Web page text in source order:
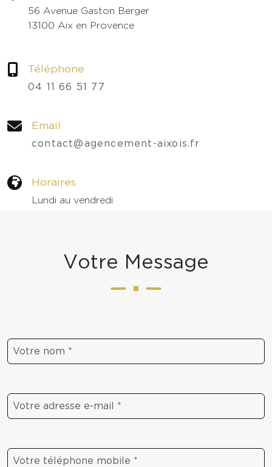
56 Avenue Gaston Berger
13100 Aix en Provence
Téléphone
04 11 66 51 77
Email
contact@agencement-aixois.fr
Horaires
Lundi au vendredi
Votre Message